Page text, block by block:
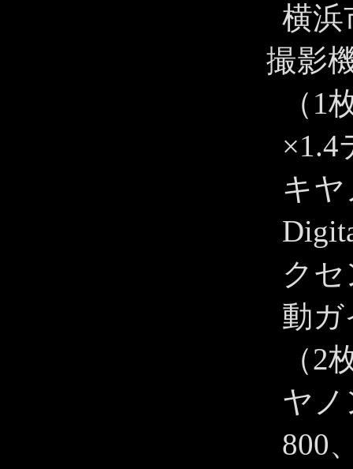
横浜
撮影
（1
×1.4
キヤ
ク
動ガ
（2
ヤノ
800